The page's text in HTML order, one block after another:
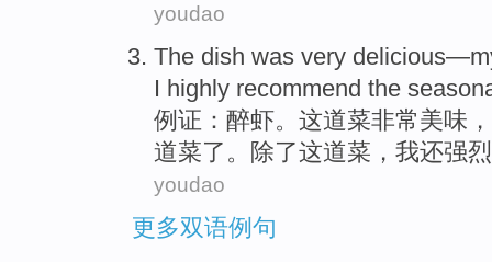
youdao
The dish was very delicious—
I highly recommend the
例证：醉虾。 这道菜非常美味 ，
道菜了。 除了这道菜， 我还强烈
youdao
更多双语例句